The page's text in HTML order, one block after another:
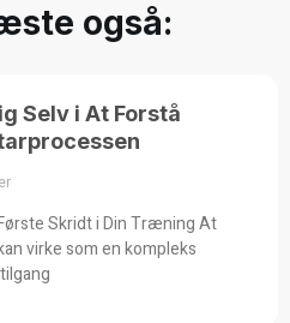
også:
Selv i At Forstå
Skridt i Din Træning At
virke som en kompleks